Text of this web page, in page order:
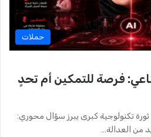
حملات
فرصة للتمكين أم تحدٍ
تكنولوجية كبرى يبرز سؤال محوري:
من العدالة…